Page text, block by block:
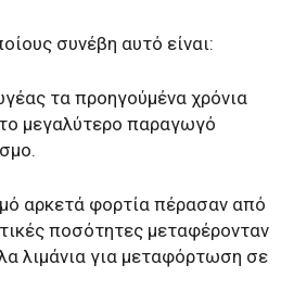
συνέβη αυτό είναι:
τα προηγούμένα χρόνια
μεγαλύτερο παραγωγό
αρκετά φορτία πέρασαν από
ποσότητες μεταφέρονταν
λιμάνια για μεταφόρτωση σε